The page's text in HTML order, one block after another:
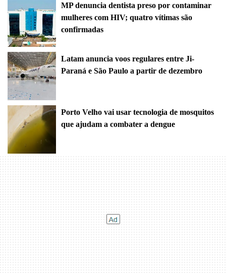
MP denuncia dentista preso por contaminar
mulheres com HIV; quatro vítimas são
confirmadas
Latam anuncia voos regulares entre Ji-
Paraná e São Paulo a partir de dezembro
Porto Velho vai usar tecnologia de mosquitos
que ajudam a combater a dengue